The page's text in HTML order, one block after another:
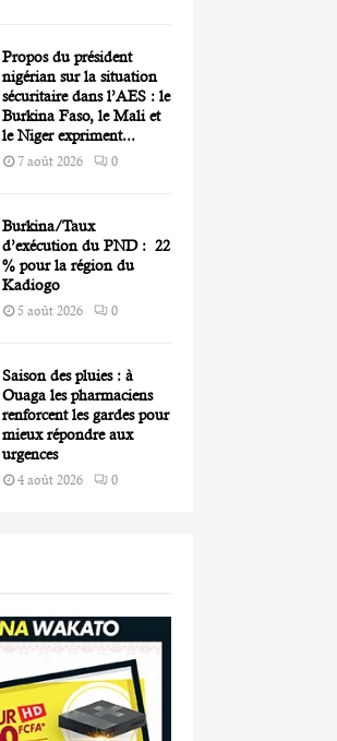
Propos du président
nigérian sur la situation
sécuritaire dans l’AES : le
Burkina Faso, le Mali et
le Niger expriment...
7 août 2026 0
Burkina/Taux
d’exécution du PND : 22
% pour la région du
Kadiogo
5 août 2026 0
Saison des pluies : à
Ouaga les pharmaciens
renforcent les gardes pour
mieux répondre aux
urgences
4 août 2026 0